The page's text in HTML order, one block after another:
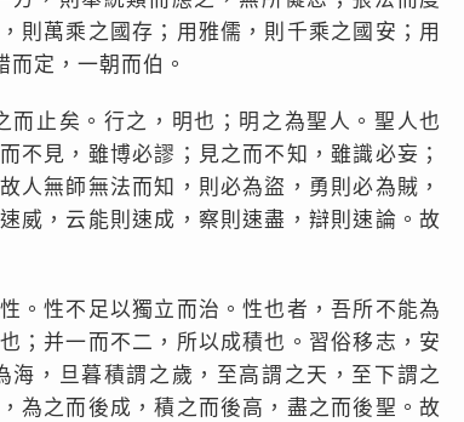
則萬乘之國存；用雅儒，則千乘之國安；用
定，一朝而伯。
止矣。行之，明也；明之為聖人。聖人也
不見，雖博必謬；見之而不知，雖識必妄；
人無師無法而知，則必為盜，勇則必為賊，
威，云能則速成，察則速盡，辯則速論。故
。性不足以獨立而治。性也者，吾所不能為
；并一而不二，所以成積也。習俗移志，安
，旦暮積謂之歲，至高謂之天，至下謂之
為之而後成，積之而後高，盡之而後聖。故